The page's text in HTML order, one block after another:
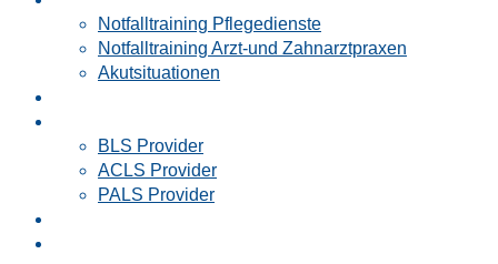
Notfalltraining Pflegedienste
Notfalltraining Arzt-und Zahnarztpraxen
Akutsituationen
BLS Provider
ACLS Provider
PALS Provider